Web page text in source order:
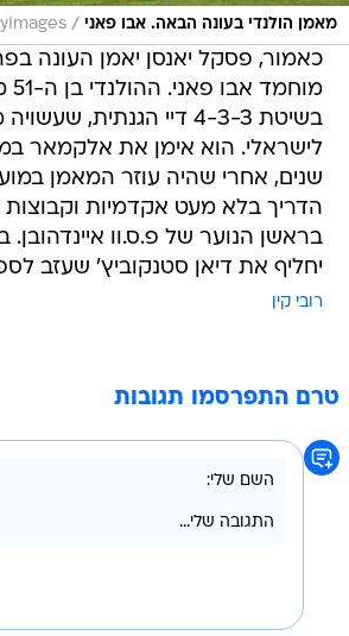
מאמן הולנדי בעונה הבאה. אבו פאני /
כאמור, פסקל יאנסן יאמן העונה
בשיטת 4-3-3 דיי הגנתית,
לישראלי. הוא אימן את אלקמאר
שנים, אחרי שהיה עוזר המאמן
הדריך בלא מעט אקדמיות וקבוצות
בראשן הנוער של פ.ס.וו איינדהובן.
יחליף את דיאן סטנקוביץ' שעזב
רובי קין
טרם התפרסמו תגובות